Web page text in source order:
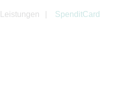
Leistungen SpenditCard